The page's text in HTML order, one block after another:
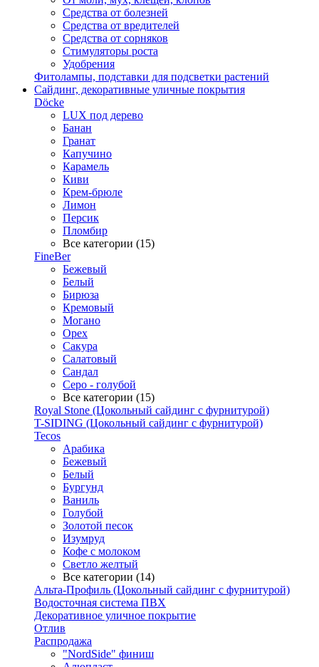
Средства от болезней
Средства от вредителей
Средства от сорняков
Стимуляторы роста
Удобрения
Фитолампы, подставки для подсветки растений
Сайдинг, декоративные уличные покрытия
Döcke
LUX под дерево
Банан
Гранат
Капучино
Карамель
Киви
Крем-брюле
Лимон
Персик
Пломбир
Все категории (15)
FineBer
Бежевый
Белый
Бирюза
Кремовый
Могано
Орех
Сакура
Салатовый
Сандал
Серо - голубой
Все категории (15)
Royal Stone (Цокольный сайдинг с фурнитурой)
T-SIDING (Цокольный сайдинг с фурнитурой)
Tecos
Арабика
Бежевый
Белый
Бургунд
Ваниль
Голубой
Золотой песок
Изумруд
Кофе с молоком
Светло желтый
Все категории (14)
Альта-Профиль (Цокольный сайдинг с фурнитурой)
Водосточная система ПВХ
Декоративное уличное покрытие
Отлив
Распродажа
"NordSide" финиш